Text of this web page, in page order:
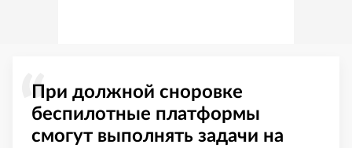
При должной сноровке
беспилотные платформы
смогут выполнять задачи на